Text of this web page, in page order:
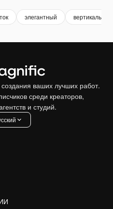
элегантный вертикальный
ваших лучших работ.
среди креаторов,
и студий.